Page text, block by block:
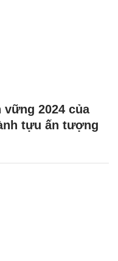
vững 2024 của
tựu ấn tượng